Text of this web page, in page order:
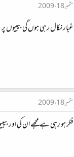
ستمبر 18، 2009
غبار نکال رہی ہوں گی بیبیوں پر
ستمبر 18، 2009
فکر ہو رہی ہے مجھے ان کی اور